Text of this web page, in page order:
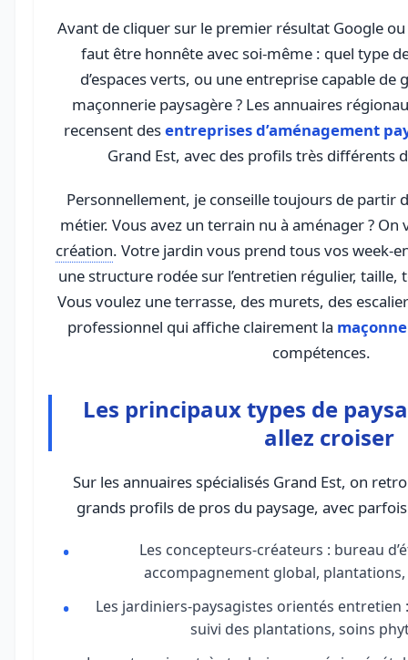
Avant de cliquer sur le premier résultat Google
faut être honnête avec soi-même : quel type
d’espaces verts, ou une entreprise capable de
maçonnerie paysagère ? Les annuaires
recensent desentreprises d’aménagement
Grand Est, avec des profils très différents
Personnellement, je conseille toujours de partir
métier. Vous avez un terrain nu à aménager ?
création. Votre jardin vous prend tous vos week-
une structure rodée sur l’entretien régulier, taille,
Vous voulez une terrasse, des murets, des
professionnel qui affiche clairement la
compétences.
Les principaux types de
allez croiser
Sur les annuaires spécialisés Grand Est, on
grands profils de pros du paysage, avec
Les concepteurs-créateurs : bureau
accompagnement global,
Les jardiniers-paysagistes orientés
suivi des plantations, soins